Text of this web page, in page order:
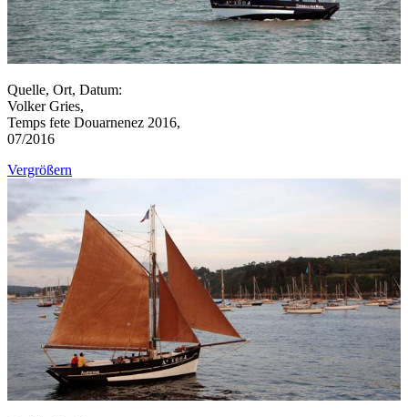
Quelle, Ort, Datum:
Volker Gries,
Temps fete Douarnenez 2016,
07/2016
Vergrößern